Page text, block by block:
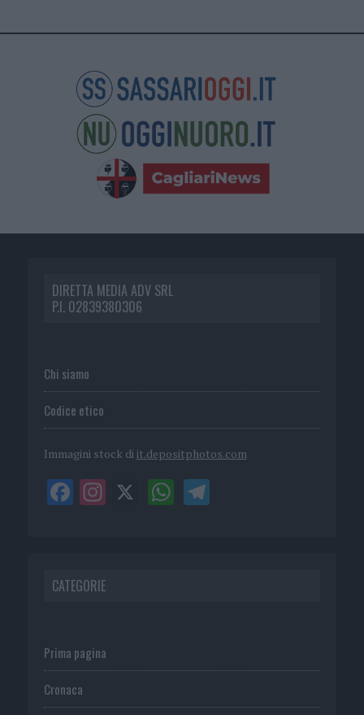
DIRETTA MEDIA ADV SRL
P.I. 02839380306
Chi siamo
Codice etico
Immagini stock di it.depositphotos.com
CATEGORIE
Prima pagina
Cronaca